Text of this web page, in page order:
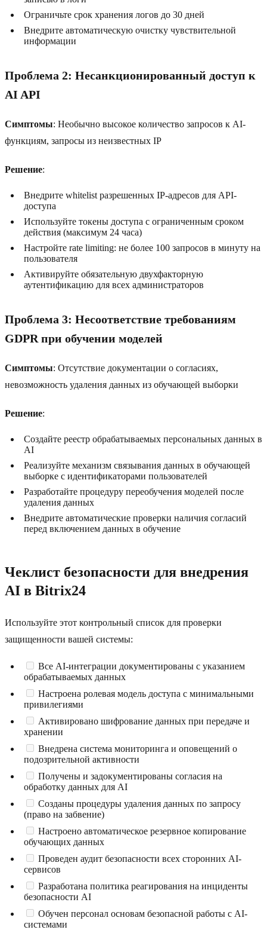
Ограничьте срок хранения логов до 30 дней
Внедрите автоматическую очистку чувствительной
информации
Проблема 2: Несанкционированный доступ к
AI API
Симптомы: Необычно высокое количество запросов к AI-
функциям, запросы из неизвестных IP
Решение:
Внедрите whitelist разрешенных IP-адресов для API-
доступа
Используйте токены доступа с ограниченным сроком
действия (максимум 24 часа)
Настройте rate limiting: не более 100 запросов в минуту на
пользователя
Активируйте обязательную двухфакторную
аутентификацию для всех администраторов
Проблема 3: Несоответствие требованиям
GDPR при обучении моделей
Симптомы: Отсутствие документации о согласиях,
невозможность удаления данных из обучающей выборки
Решение:
Создайте реестр обрабатываемых персональных данных в
AI
Реализуйте механизм связывания данных в обучающей
выборке с идентификаторами пользователей
Разработайте процедуру переобучения моделей после
удаления данных
Внедрите автоматические проверки наличия согласий
перед включением данных в обучение
Чеклист безопасности для внедрения
AI в Bitrix24
Используйте этот контрольный список для проверки
защищенности вашей системы:
Все AI-интеграции документированы с указанием
обрабатываемых данных
Настроена ролевая модель доступа с минимальными
привилегиями
Активировано шифрование данных при передаче и
хранении
Внедрена система мониторинга и оповещений о
подозрительной активности
Получены и задокументированы согласия на
обработку данных для AI
Созданы процедуры удаления данных по запросу
(право на забвение)
Настроено автоматическое резервное копирование
обучающих данных
Проведен аудит безопасности всех сторонних AI-
сервисов
Разработана политика реагирования на инциденты
безопасности AI
Обучен персонал основам безопасной работы с AI-
системами